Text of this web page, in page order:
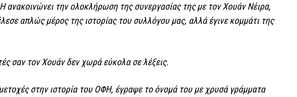
την ολοκλήρωση της συνεργασίας της με τον Χουάν Νέιρα,
απλώς μέρος της ιστορίας του συλλόγου μας, αλλά έγινε κομμάτι της
σαν τον Χουάν δεν χωρά εύκολα σε λέξεις.
στην ιστορία του ΟΦΗ, έγραψε το όνομά του με χρυσά γράμματα